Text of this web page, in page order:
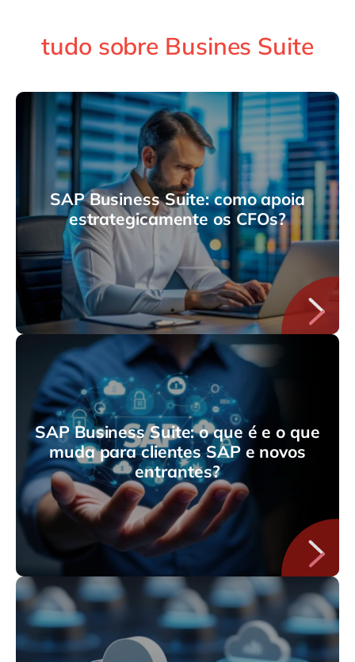
tudo sobre Busines Suite
SAP Business Suite: como apoia
estrategicamente os CFOs?
SAP Business Suite: o que é e o que
muda para clientes SAP e novos
entrantes?